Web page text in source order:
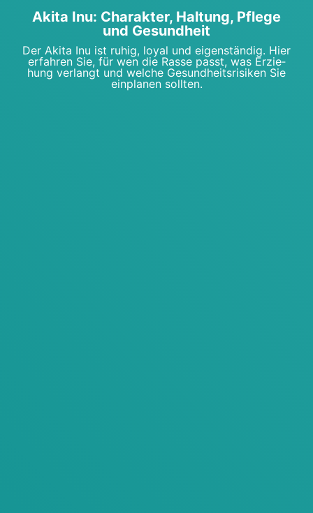
Aki­ta Inu: Cha­rak­ter, Hal­tung, Pfle­ge
und Gesund­heit
Der Aki­ta Inu ist ruhig, loy­al und eigen­stän­dig. Hier
erfah­ren Sie, für wen die Ras­se passt, was Erzie­
hung ver­langt und wel­che Gesund­heits­ri­si­ken Sie
ein­pla­nen soll­ten.